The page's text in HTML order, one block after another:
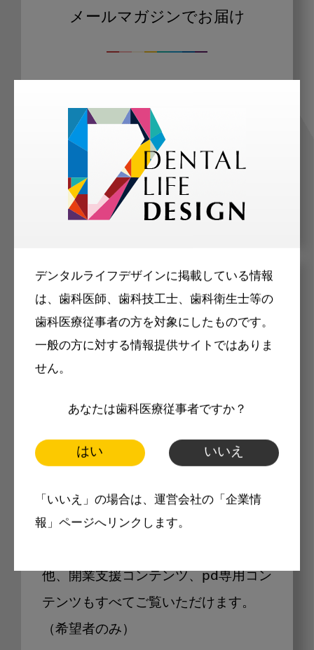
デンタルライフデザインに掲載している情報
は、歯科医師、歯科技工士、歯科衛生士等の
歯科医療従事者の方を対象にしたものです。
一般の方に対する情報提供サイトではありま
せん。
あなたは歯科医療従事者ですか？
はい いいえ
「いいえ」の場合は、運営会社の「企業情
報」ページへリンクします。
メールマガジンでお届け
科衛生士、歯科技工士）に合わせた内
容のメールマガジンをお届けします。
メリット
製品価格も閲覧可能
Internet DOに掲載されている製品の
他、開業支援コンテンツ、pd専用コン
テンツもすべてご覧いただけます。
（希望者のみ）